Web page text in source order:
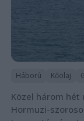
Háború Kőolaj
Közel három
Hormuzi-